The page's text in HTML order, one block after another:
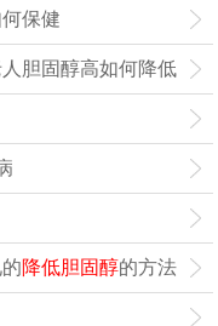
保健
胆固醇高如何降低
降低胆固醇的方法